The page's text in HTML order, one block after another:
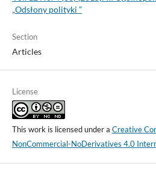
„Odsłony polityki ”
Section
Articles
License
This work is licensed under a Creative
NonCommercial-NoDerivatives 4.0